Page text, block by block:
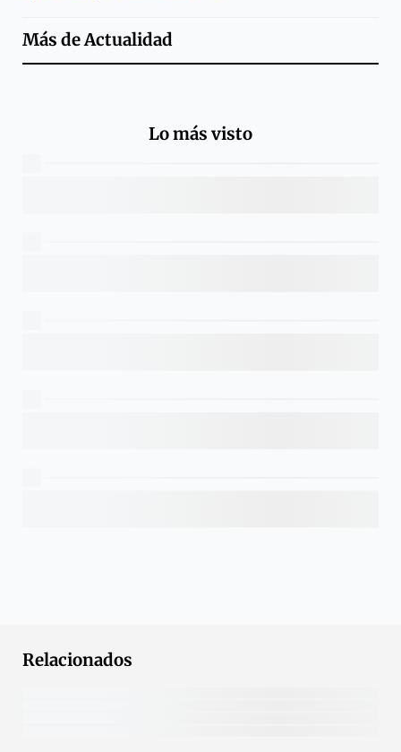
Más deActualidad
Lo más visto
Relacionados